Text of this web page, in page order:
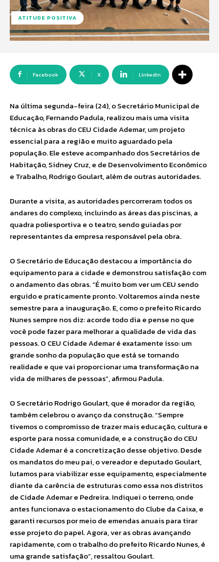
ATITUDE POSITIVA
Facebook X Linkedin
Na última segunda-feira (24), o Secretário Municipal de
Educação, Fernando Padula, realizou mais uma visita
técnica às obras do CEU Cidade Ademar, um projeto
essencial para a região e muito aguardado pela
população. Ele esteve acompanhado dos Secretários de
Habitação, Sidney Cruz, e de Desenvolvimento Econômico
e Trabalho, Rodrigo Goulart, além de outras autoridades.
Durante a visita, as autoridades percorreram todos os
andares do complexo, incluindo as áreas das piscinas, a
quadra poliesportiva e o teatro, sendo guiadas por
representantes da empresa responsável pela obra.
O Secretário de Educação destacou a importância do
equipamento para a cidade e demonstrou satisfação com
o andamento das obras. “É muito bom ver um CEU sendo
erguido e praticamente pronto. Voltaremos ainda neste
semestre para a inauguração. E, como o prefeito Ricardo
Nunes sempre nos diz: acorde todo dia e pense no que
você pode fazer para melhorar a qualidade de vida das
pessoas. O CEU Cidade Ademar é exatamente isso: um
grande sonho da população que está se tornando
realidade e que vai proporcionar uma transformação na
vida de milhares de pessoas”, afirmou Padula.
O Secretário Rodrigo Goulart, que é morador da região,
também celebrou o avanço da construção. “Sempre
tivemos o compromisso de trazer mais educação, cultura e
esporte para nossa comunidade, e a construção do CEU
Cidade Ademar é a concretização desse objetivo. Desde
os mandatos do meu pai, o vereador e deputado Goulart,
lutamos para viabilizar esse equipamento, especialmente
diante da carência de estruturas como essa nos distritos
de Cidade Ademar e Pedreira. Indiquei o terreno, onde
antes funcionava o estacionamento do Clube da Caixa, e
garanti recursos por meio de emendas anuais para tirar
esse projeto do papel. Agora, ver as obras avançando
rapidamente, com o trabalho do prefeito Ricardo Nunes, é
uma grande satisfação”, ressaltou Goulart.